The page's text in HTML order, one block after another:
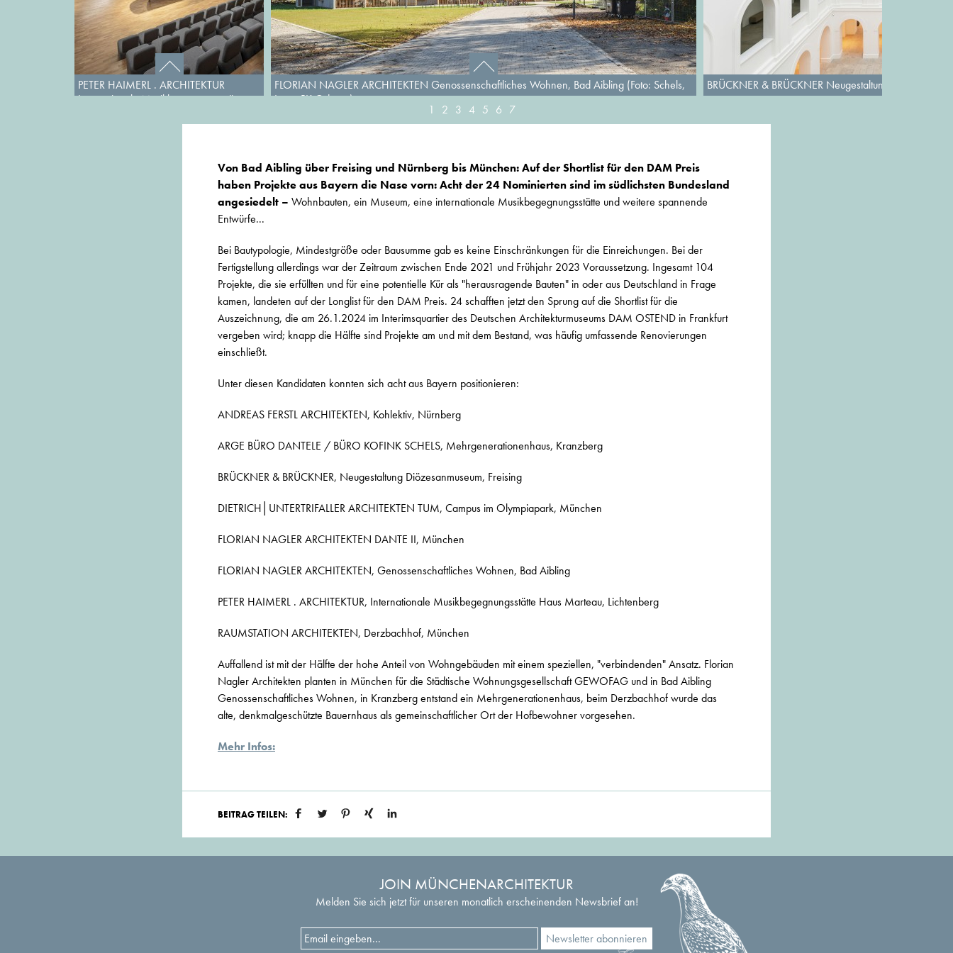
PETER HAIMERL . ARCHITEKTUR
Internationale Musikbegegnungsstätte
FLORIAN NAGLER ARCHITEKTEN Genossenschaftliches Wohnen, Bad Aibling (Foto: Schels,
Lanz, PK Odessa)
BRÜCKNER & BRÜCKNER Neugestaltung
1
2 3 4 5 6 7
Von Bad Aibling über Freising und Nürnberg bis München: Auf der Shortlist für den DAM Preis
haben Projekte aus Bayern die Nase vorn: Acht der 24 Nominierten sind im südlichsten Bundesland
angesiedelt – Wohnbauten, ein Museum, eine internationale Musikbegegnungsstätte und weitere spannende
Entwürfe...
Bei Bautypologie, Mindestgröße oder Bausumme gab es keine Einschränkungen für die Einreichungen. Bei der
Fertigstellung allerdings war der Zeitraum zwischen Ende 2021 und Frühjahr 2023 Voraussetzung. Ingesamt 104
Projekte, die sie erfüllten und für eine potentielle Kür als "herausragende Bauten" in oder aus Deutschland in Frage
kamen, landeten auf der Longlist für den DAM Preis. 24 schafften jetzt den Sprung auf die Shortlist für die
Auszeichnung, die am 26.1.2024 im Interimsquartier des Deutschen Architekturmuseums DAM OSTEND in Frankfurt
vergeben wird; knapp die Hälfte sind Projekte am und mit dem Bestand, was häufig umfassende Renovierungen
einschließt.
Unter diesen Kandidaten konnten sich acht aus Bayern positionieren:
ANDREAS FERSTL ARCHITEKTEN, Kohlektiv, Nürnberg
ARGE BÜRO DANTELE / BÜRO KOFINK SCHELS, Mehrgenerationenhaus, Kranzberg
BRÜCKNER & BRÜCKNER, Neugestaltung Diözesanmuseum, Freising
DIETRICH│UNTERTRIFALLER ARCHITEKTEN TUM, Campus im Olympiapark, München
FLORIAN NAGLER ARCHITEKTEN DANTE II, München
FLORIAN NAGLER ARCHITEKTEN, Genossenschaftliches Wohnen, Bad Aibling
PETER HAIMERL . ARCHITEKTUR, Internationale Musikbegegnungsstätte Haus Marteau, Lichtenberg
RAUMSTATION ARCHITEKTEN, Derzbachhof, München
Auffallend ist mit der Hälfte der hohe Anteil von Wohngebäuden mit einem speziellen, "verbindenden" Ansatz. Florian
Nagler Architekten planten in München für die Städtische Wohnungsgesellschaft GEWOFAG und in Bad Aibling
Genossenschaftliches Wohnen, in Kranzberg entstand ein Mehrgenerationenhaus, beim Derzbachhof wurde das
alte, denkmalgeschützte Bauernhaus als gemeinschaftlicher Ort der Hofbewohner vorgesehen.
Mehr Infos:
BEITRAG TEILEN:
JOIN MÜNCHENARCHITEKTUR
Melden Sie sich jetzt für unseren monatlich erscheinenden Newsbrief an!